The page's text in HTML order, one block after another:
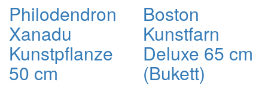
Philodendron
Xanadu
Kunstpflanze
50 cm
Boston
Kunstfarn
Deluxe 65 cm
(Bukett)